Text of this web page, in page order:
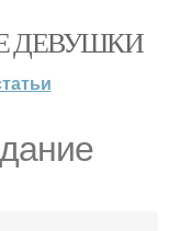
ДЕВУШКИ